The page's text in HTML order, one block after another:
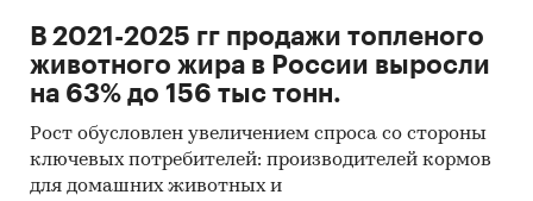
Ткани из стекловолокна (включая узкие
ткани)
Стекловолокно
Доступна статистическая информация
В 2021-2025 гг продажи топленого
животного жира в России выросли
на 63% до 156 тыс тонн.
Рост обусловлен увеличением спроса со стороны
ключевых потребителей: производителей кормов
для домашних животных и